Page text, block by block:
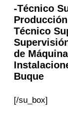
-Técnico
Técnico
de
Buque
[/su_box]